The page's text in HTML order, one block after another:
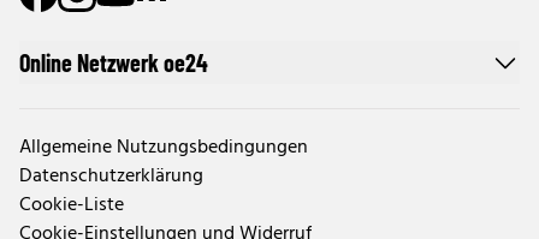
Online Netzwerk oe24
Allgemeine Nutzungsbedingungen
Datenschutzerklärung
Cookie-Liste